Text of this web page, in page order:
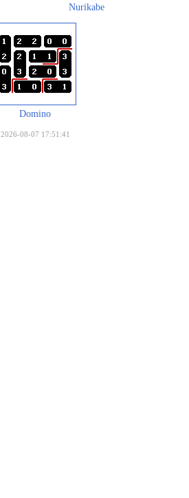
Nurikabe
Domino
2026-08-07 17:51:41